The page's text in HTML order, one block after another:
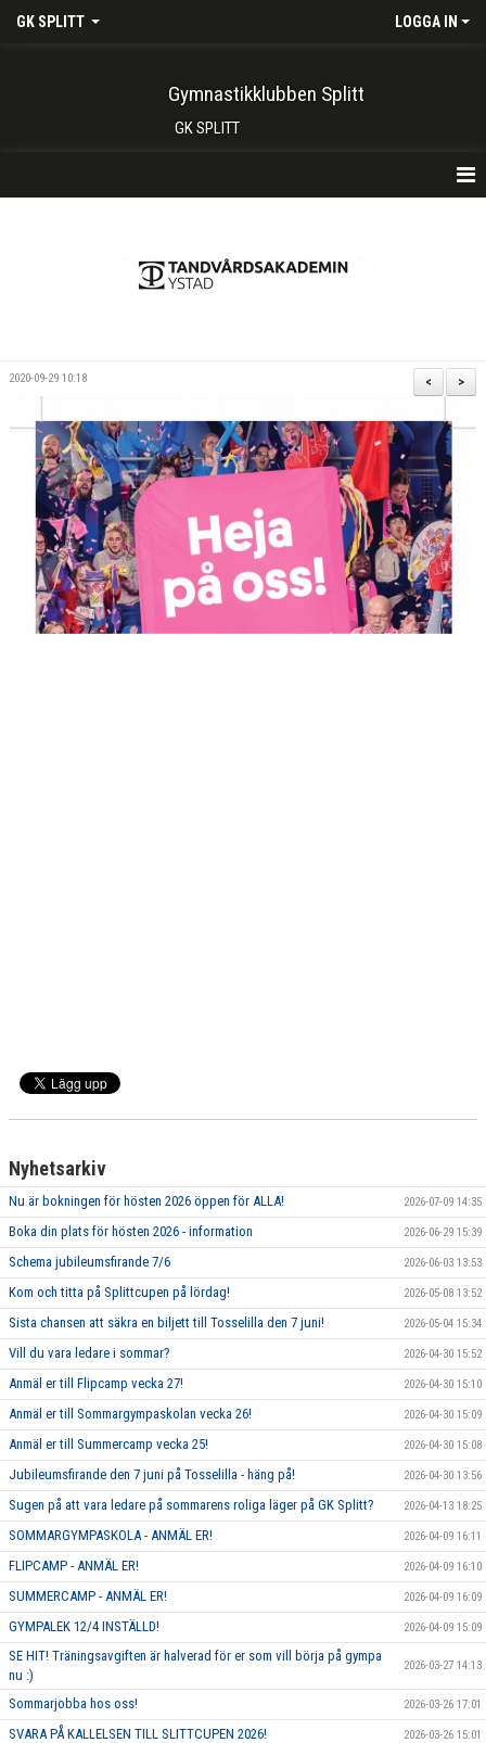
GK SPLITT LOGGA IN
Gymnastikklubben Splitt
GK SPLITT
SHOP
GRUPPER OCH TIDER
STÖDMEDLEM
SPONSRING
>
<
2020-09-29 10:18
Nyhetsarkiv
Nu är bokningen för hösten 2026 öppen för ALLA! 2026-07-09 14:35
Boka din plats för hösten 2026 - information 2026-06-29 15:39
Schema jubileumsfirande 7/6 2026-06-03 13:53
Kom och titta på Splittcupen på lördag! 2026-05-08 13:52
Sista chansen att säkra en biljett till Tosselilla den 7 juni! 2026-05-04 15:34
Vill du vara ledare i sommar? 2026-04-30 15:52
Anmäl er till Flipcamp vecka 27! 2026-04-30 15:10
Anmäl er till Sommargympaskolan vecka 26! 2026-04-30 15:09
Anmäl er till Summercamp vecka 25! 2026-04-30 15:08
Jubileumsfirande den 7 juni på Tosselilla - häng på! 2026-04-30 13:56
Sugen på att vara ledare på sommarens roliga läger på GK Splitt? 2026-04-13 18:25
SOMMARGYMPASKOLA - ANMÄL ER! 2026-04-09 16:11
FLIPCAMP - ANMÄL ER! 2026-04-09 16:10
SUMMERCAMP - ANMÄL ER! 2026-04-09 16:09
GYMPALEK 12/4 INSTÄLLD! 2026-04-09 15:09
SE HIT! Träningsavgiften är halverad för er som vill börja på gympa
nu :)
2026-03-27 14:13
Sommarjobba hos oss! 2026-03-26 17:01
SVARA PÅ KALLELSEN TILL SLITTCUPEN 2026! 2026-03-26 15:01